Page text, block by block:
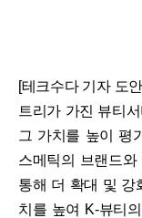
[테크수다 기자 도
트리가 가진 뷰티
그 가치를 높이 평
스메틱의 브랜드
통해 더 확대 및 강
치를 높여 K-뷰티